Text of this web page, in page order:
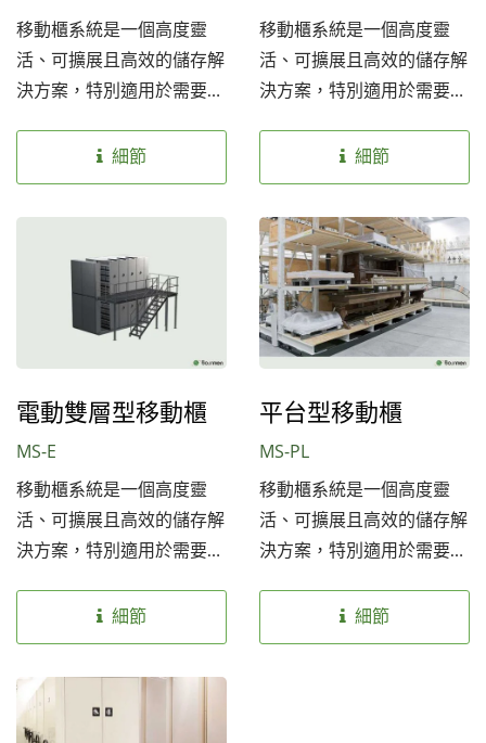
移動櫃系統是一個高度靈
活、可擴展且高效的儲存解
決方案，特別適用於需要長
檔案及資料。它不僅能提高
儲存容量，還能大幅提升管
理效率，是博物館、檔案館
場所的理想選擇。
細節
移動櫃系統是一個高度靈
活、可擴展且高效的儲存解
決方案，特別適用於需要長
檔案及資料。它不僅能提高
儲存容量，還能大幅提升管
理效率，是博物館、檔案館
及其他需要高效儲存管理的
場所的理想選擇。
細節
電動雙層型移動櫃
MS-E
移動櫃系統是一個高度靈
活、可擴展且高效的儲存解
決方案，特別適用於需要長
檔案及資料。它不僅能提高
儲存容量，還能大幅提升管
及其他需要高效儲存管理的
場所的理想選擇。
細節
平台型移動櫃
MS-PL
移動櫃系統是一個高度靈
活、可擴展且高效的儲存解
決方案，特別適用於需要長
檔案及資料。它不僅能提高
儲存容量，還能大幅提升管
細節